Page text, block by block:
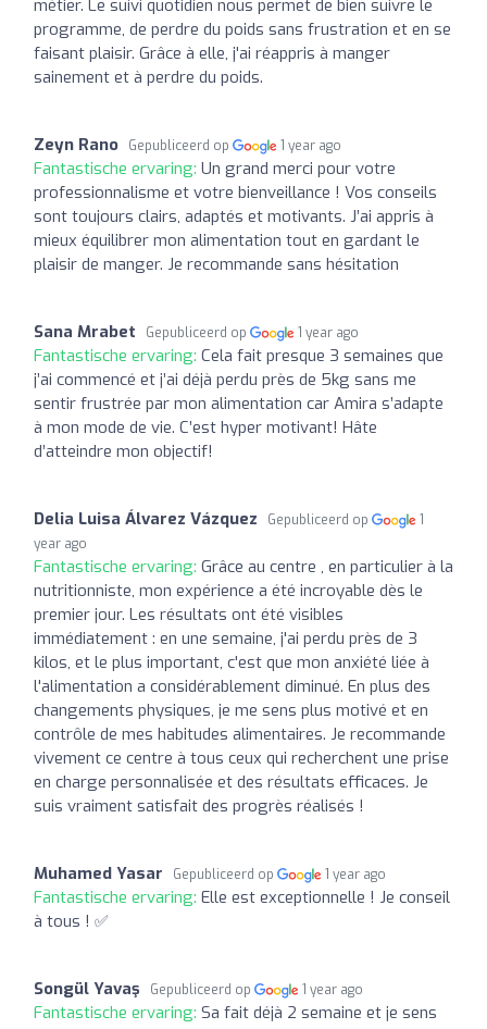
métier. Le suivi quotidien nous permet de bien suivre le
programme, de perdre du poids sans frustration et en se
faisant plaisir. Grâce à elle, j'ai réappris à manger
sainement et à perdre du poids.
Zeyn Rano Gepubliceerd op 1 year ago
Fantastische ervaring: Un grand merci pour votre
professionnalisme et votre bienveillance ! Vos conseils
sont toujours clairs, adaptés et motivants. J’ai appris à
mieux équilibrer mon alimentation tout en gardant le
plaisir de manger. Je recommande sans hésitation
Sana Mrabet Gepubliceerd op 1 year ago
Fantastische ervaring: Cela fait presque 3 semaines que
j’ai commencé et j’ai déjà perdu près de 5kg sans me
sentir frustrée par mon alimentation car Amira s’adapte
à mon mode de vie. C’est hyper motivant! Hâte
d’atteindre mon objectif!
Delia Luisa Álvarez Vázquez Gepubliceerd op
1
year ago
Fantastische ervaring: Grâce au centre , en particulier à la
nutritionniste, mon expérience a été incroyable dès le
premier jour. Les résultats ont été visibles
immédiatement : en une semaine, j'ai perdu près de 3
kilos, et le plus important, c'est que mon anxiété liée à
l'alimentation a considérablement diminué. En plus des
changements physiques, je me sens plus motivé et en
contrôle de mes habitudes alimentaires. Je recommande
vivement ce centre à tous ceux qui recherchent une prise
en charge personnalisée et des résultats efficaces. Je
suis vraiment satisfait des progrès réalisés !
Muhamed Yasar Gepubliceerd op 1 year ago
Fantastische ervaring: Elle est exceptionnelle ! Je conseil
à tous ! ✅
Songül Yavaş Gepubliceerd op 1 year ago
Fantastische ervaring: Sa fait déjà 2 semaine et je sens